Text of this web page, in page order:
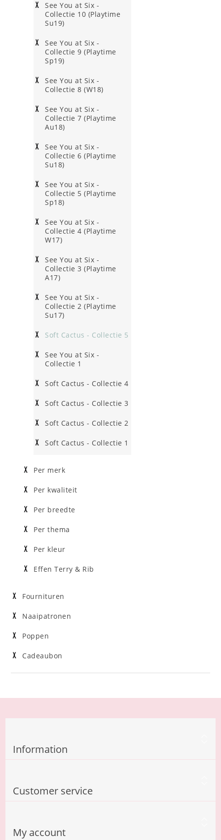
See You at Six -
Collectie 10 (Playtime
Su19)
See You at Six -
Collectie 9 (Playtime
Sp19)
See You at Six -
Collectie 8 (W18)
See You at Six -
Collectie 7 (Playtime
Au18)
See You at Six -
Collectie 6 (Playtime
Su18)
See You at Six -
Collectie 5 (Playtime
Sp18)
See You at Six -
Collectie 4 (Playtime
W17)
See You at Six -
Collectie 3 (Playtime
A17)
See You at Six -
Collectie 2 (Playtime
Su17)
Soft Cactus - Collectie 5
See You at Six -
Collectie 1
Soft Cactus - Collectie 4
Soft Cactus - Collectie 3
Soft Cactus - Collectie 2
Soft Cactus - Collectie 1
Per merk
Per kwaliteit
Per breedte
Per thema
Per kleur
Effen Terry & Rib
Fournituren
Naaipatronen
Poppen
Cadeaubon
Information
Customer service
My account